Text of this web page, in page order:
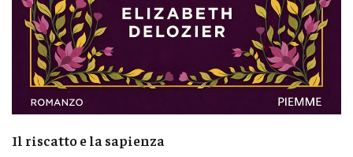
Il riscatto e la sapienza